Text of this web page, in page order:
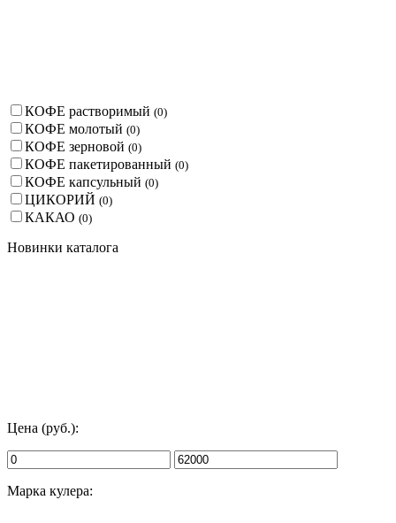
КОФЕ растворимый (0)
КОФЕ молотый (0)
КОФЕ зерновой (0)
КОФЕ пакетированный (0)
КОФЕ капсульный (0)
ЦИКОРИЙ (0)
КАКАО (0)
Новинки каталога
Цена (руб.):
Марка кулера: